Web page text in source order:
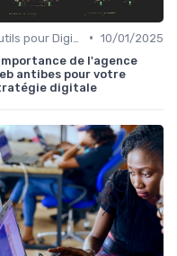
• 10/01/2025
de l'agence
antibes pour votre
digitale